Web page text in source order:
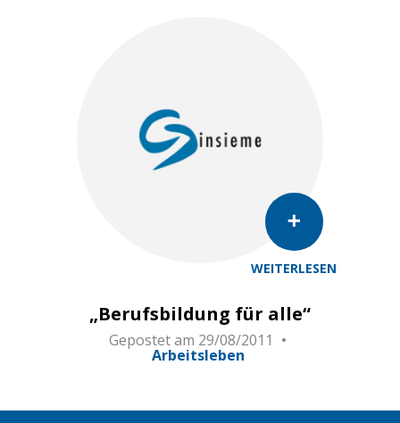
WEITERLESEN
„Berufsbildung für alle“
Gepostet am 29/08/2011
Arbeitsleben